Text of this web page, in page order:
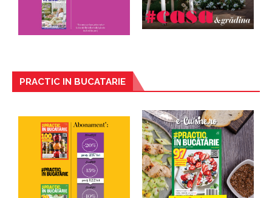
PRACTIC IN BUCATARIE